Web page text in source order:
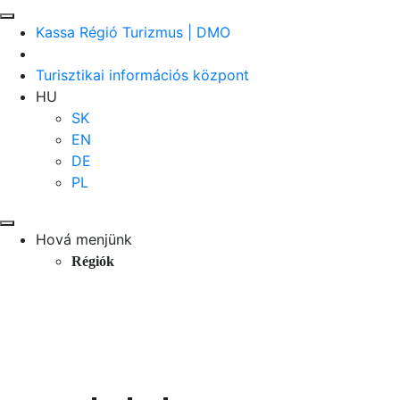
Kassa Régió Turizmus | DMO
Turisztikai információs központ
HU
SK
EN
DE
PL
Hová menjünk
Régiók